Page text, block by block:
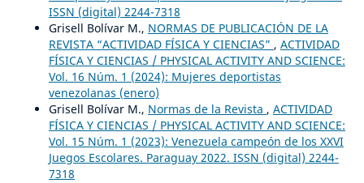
ISSN (digital) 2244-7318
Grisell Bolívar M., NORMAS DE PUBLICACIÓN DE LA
REVISTA “ACTIVIDAD FÍSICA Y CIENCIAS” , ACTIVIDAD
FÍSICA Y CIENCIAS / PHYSICAL ACTIVITY AND SCIENCE:
Vol. 16 Núm. 1 (2024): Mujeres deportistas
venezolanas (enero)
Grisell Bolívar M., Normas de la Revista , ACTIVIDAD
FÍSICA Y CIENCIAS / PHYSICAL ACTIVITY AND SCIENCE:
Vol. 15 Núm. 1 (2023): Venezuela campeón de los XXVI
Juegos Escolares. Paraguay 2022. ISSN (digital) 2244-
7318